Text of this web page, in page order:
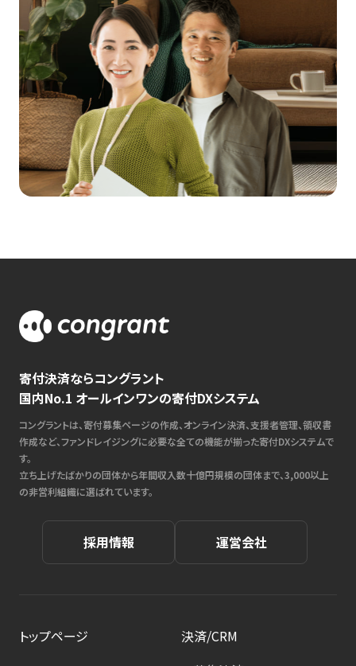
寄付決済ならコングラント
国内No.1 オールインワンの寄付DXシステム
コングラントは、寄付募集ページの作成、オンライン決済、支援者管理、領収書
作成など、ファンドレイジングに必要な全ての機能が揃った寄付DXシステムで
す。
立ち上げたばかりの団体から年間収入数十億円規模の団体まで、3,000以上
の非営利組織に選ばれています。
採用情報 運営会社
トップページ
決済/CRM